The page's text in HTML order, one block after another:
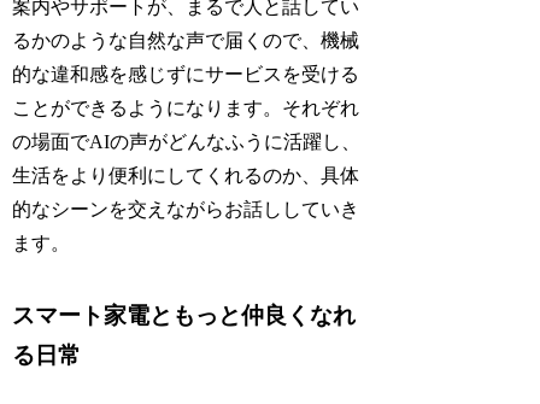
案内やサポートが、まるで人と話してい
るかのような自然な声で届くので、機械
的な違和感を感じずにサービスを受ける
ことができるようになります。それぞれ
の場面でAIの声がどんなふうに活躍し、
生活をより便利にしてくれるのか、具体
的なシーンを交えながらお話ししていき
ます。
スマート家電ともっと仲良くなれ
る日常